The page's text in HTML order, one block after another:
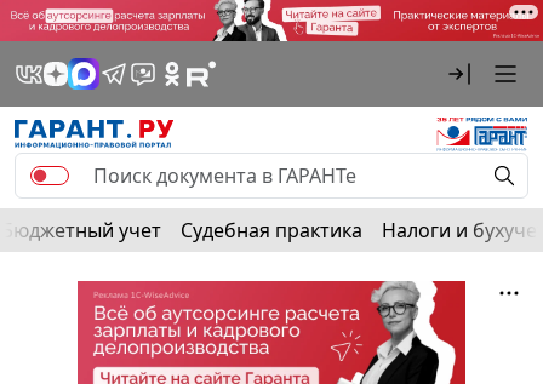
Бюджетный учет Судебная практика Налоги и